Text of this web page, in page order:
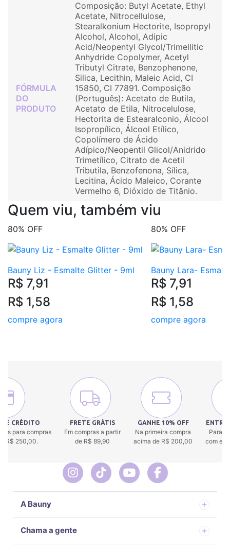
FÓRMULA
DO
PRODUTO
Composição: Butyl Acetate, Ethyl
Acetate, Nitrocellulose,
Stearalkonium Hectorite, Isopropyl
Alcohol, Alcohol, Adipic
Acid/Neopentyl Glycol/Trimellitic
Anhydride Copolymer, Acetyl
Tributyl Citrate, Benzophenone,
Silica, Lecithin, Maleic Acid, CI
15850, CI 77891. Composição
(Português): Acetato de Butila,
Acetato de Etila, Nitrocelulose,
Hectorita de Estearalconio, Álcool
Isopropílico, Álcool Etílico,
Copolímero de Ácido
Adípico/Neopentil Glicol/Anidrido
Trimetílico, Citrato de Acetil
Tributila, Benzofenona, Sílica,
Lecitina, Ácido Maleico, Corante
Vermelho 6, Dióxido de Titânio.
Quem viu, também viu
80% OFF
Bauny Liz - Esmalte Glitter - 9ml
R$ 7,91
R$ 1,58
compre agora
80% OFF
Bauny Lara-
R$ 7,91
R$ 1,58
compre agora
CRÉDITO
para compras
R$ 250,00.
FRETE GRÁTIS
Em compras a partir
de R$ 89,90
GANHE 10% OFF
Na primeira compra
acima de R$ 200,00
Para
com
A Bauny
Chama a gente